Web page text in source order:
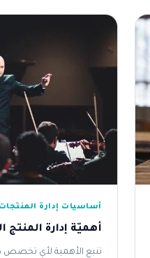
أساسيات إدارة
أهميّة إدارة المنتج
تنبع الأهمية لأي تخصص